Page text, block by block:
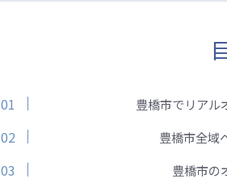
豊橋市でリアル
豊橋市全域
豊橋市の